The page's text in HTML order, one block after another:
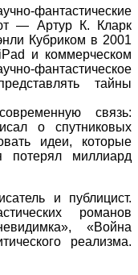
фантастические
— Артур К. Кларк
Кубриком в 2001
и коммерческом
фантастическое
тайны
связь:
о спутниковых
идеи, которые
миллиард
и публицист.
романов
«Война
реализма.